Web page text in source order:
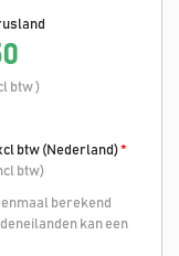
btw )
btw (Nederland)*
btw)
berekend
kan een